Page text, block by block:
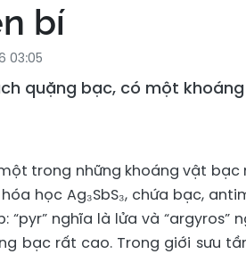
bí
03:05
quặng bạc, có một
trong những khoáng vật
học Ag₃SbS₃, chứa bạc,
“pyr” nghĩa là lửa và
bạc rất cao. Trong giới sưu